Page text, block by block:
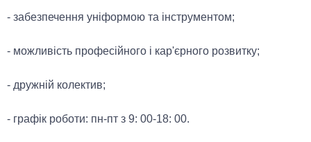
- забезпечення уніформою та інструментом;
- можливість професійного і кар'єрного розвитку;
- дружній колектив;
- графік роботи: пн-пт з 9: 00-18: 00.